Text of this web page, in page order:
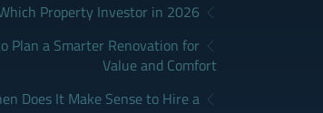
Property Investor in 2026?
Plan a Smarter Renovation for
Value and Comfort
Does It Make Sense to Hire a